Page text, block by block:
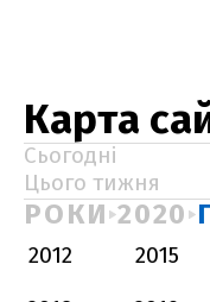
Карта
Сьогодні
Цього тижня
РОКИ 2020
2012 2015